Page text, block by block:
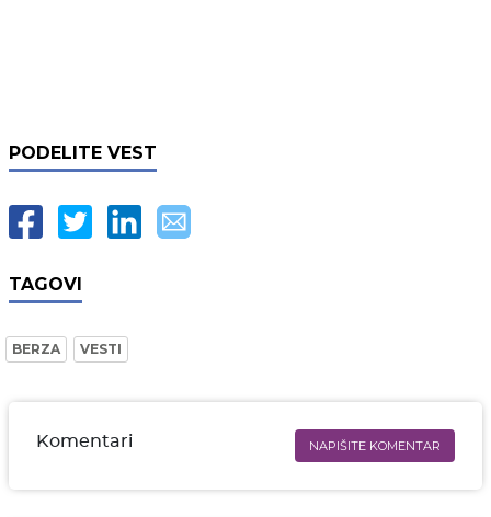
PODELITE VEST
TAGOVI
BERZA VESTI
Komentari NAPIŠITE KOMENTAR